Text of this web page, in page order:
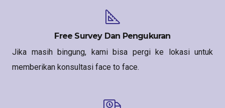
Free Survey Dan Pengukuran
Jika masih bingung, kami bisa pergi ke lokasi untuk
memberikan konsultasi face to face.